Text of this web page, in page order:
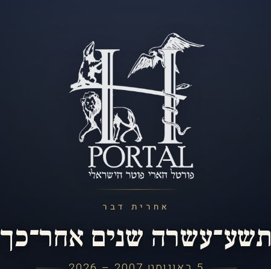
אחרית דבר
שנים אחר־כך